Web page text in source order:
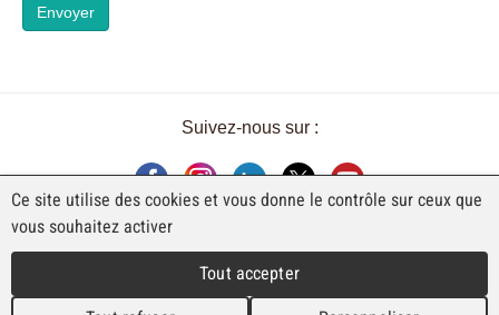
Envoyer
Suivez-nous sur :
UNE EXPOSITION DE FAJI SA
Rue Industrielle 98
CH-2740 Moutier
Ce site utilise des cookies et vous donne le contrôle sur ceux que
vous souhaitez activer
Tout accepter